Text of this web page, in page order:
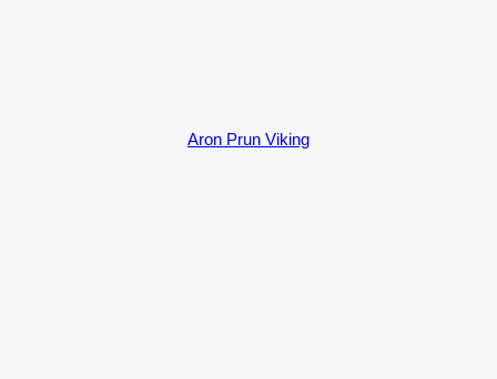
Aron Prun Viking